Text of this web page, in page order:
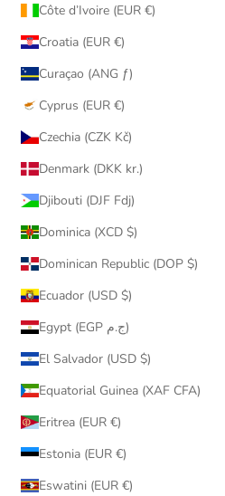
Côte d’Ivoire (EUR €)
Croatia (EUR €)
Curaçao (ANG ƒ)
Cyprus (EUR €)
Czechia (CZK Kč)
Denmark (DKK kr.)
Djibouti (DJF Fdj)
Dominica (XCD $)
Dominican Republic (DOP $)
Ecuador (USD $)
Egypt (EGP ج.م)
El Salvador (USD $)
Equatorial Guinea (XAF CFA)
Eritrea (EUR €)
Estonia (EUR €)
Eswatini (EUR €)